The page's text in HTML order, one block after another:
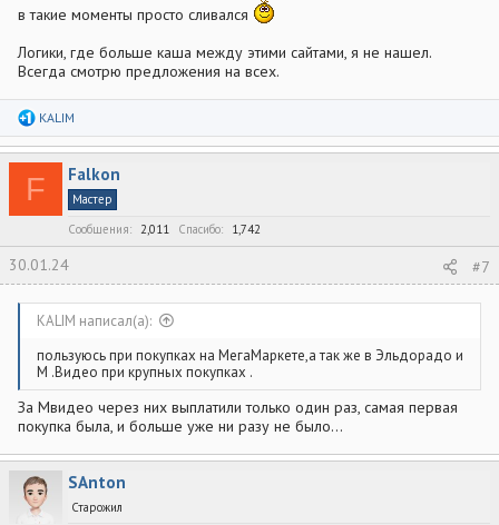
в такие моменты просто сливался
Логики, где больше каша между этими сайтами, я не нашел.
Всегда смотрю предложения на всех.
Р
а
к
ц
и
KALIM
F Falkon
Мастер
Сообщения
2,011 Спасибо 1,742
30.01.24 #7
KALIM написал(а):
пользуюсь при покупках на МегаМаркете,а так же в Эльдорадо и
М .Видео при крупных покупках .
За Мвидео через них выплатили только один раз, самая первая
покупка была, и больше уже ни разу не было...
SAnton
Старожил